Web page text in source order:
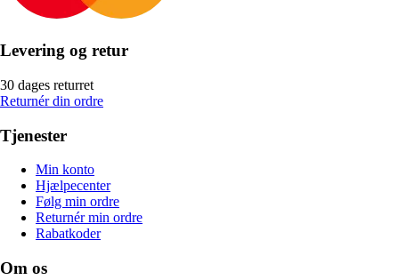
Levering og retur
30 dages returret
Returnér din ordre
Tjenester
Min konto
Hjælpecenter
Følg min ordre
Returnér min ordre
Rabatkoder
Om os